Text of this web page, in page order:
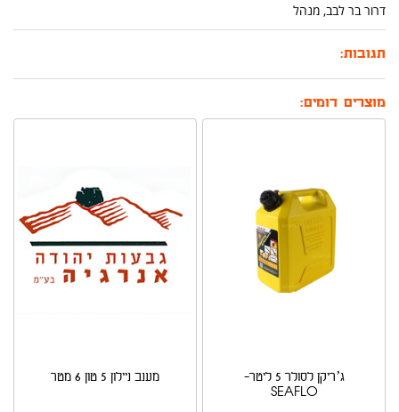
דרור בר לבב, מנהל
תגובות:
מוצרים דומים:
ג’ריקן לסולר 5 ליטר-
SEAFLO
מענב ניילון 5 טון 6 מטר